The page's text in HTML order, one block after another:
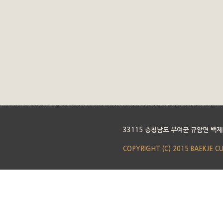
33115 충청남도 부여군 규암면 백
COPYRIGHT (C) 2015 BAEKJE